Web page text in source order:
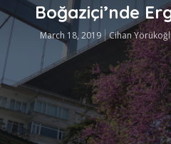
Boğaziçi’nde
March 18, 2019 Cihan